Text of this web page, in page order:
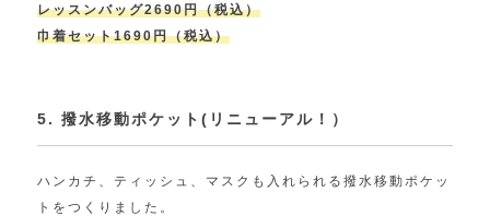
レッスンバッグ2690円（税込）
巾着セット1690円（税込）
5. 撥水移動ポケット(リニューアル！）
ハンカチ、ティッシュ、マスクも入れられる撥水移動ポケッ
トをつくりました。